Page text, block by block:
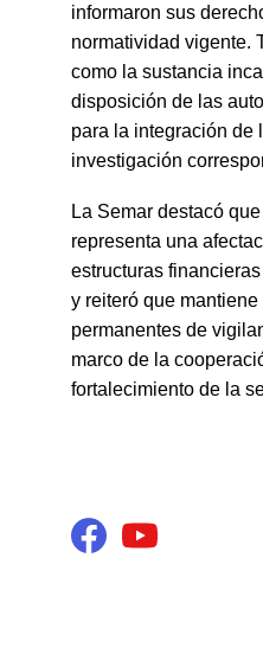
informaron sus
normatividad vigente.
como la sustancia
disposición de las
para la integración de
investigación
La Semar destacó
representa una
estructuras
y reiteró que
permanentes de
marco de la
fortalecimiento de la